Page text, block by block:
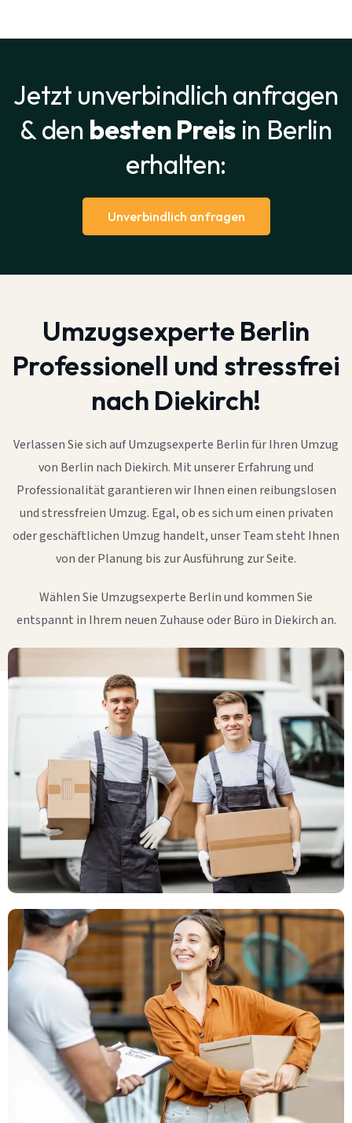
Jetzt unverbindlich anfragen
& den besten Preis in Berlin
erhalten:
Unverbindlich anfragen
Umzugsexperte Berlin
Professionell und stressfrei
nach Diekirch!
Verlassen Sie sich auf Umzugsexperte Berlin für Ihren Umzug
von Berlin nach Diekirch. Mit unserer Erfahrung und
Professionalität garantieren wir Ihnen einen reibungslosen
und stressfreien Umzug. Egal, ob es sich um einen privaten
oder geschäftlichen Umzug handelt, unser Team steht Ihnen
von der Planung bis zur Ausführung zur Seite.
Wählen Sie Umzugsexperte Berlin und kommen Sie
entspannt in Ihrem neuen Zuhause oder Büro in Diekirch an.